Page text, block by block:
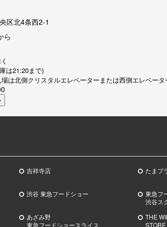
区北4条西2-1
ら
は21:20まで)
は北側クリスタルエレベーターまたは西側エレベータ
吉祥寺店 たまプ
渋谷 東急フードショー
東急フ
渋谷ス
あざみ野
東急フードショースライス
THE
STORE